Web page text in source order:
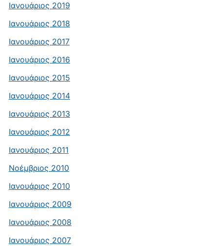
Ιανουάριος 2019
Ιανουάριος 2018
Ιανουάριος 2017
Ιανουάριος 2016
Ιανουάριος 2015
Ιανουάριος 2014
Ιανουάριος 2013
Ιανουάριος 2012
Ιανουάριος 2011
Νοέμβριος 2010
Ιανουάριος 2010
Ιανουάριος 2009
Ιανουάριος 2008
Ιανουάριος 2007